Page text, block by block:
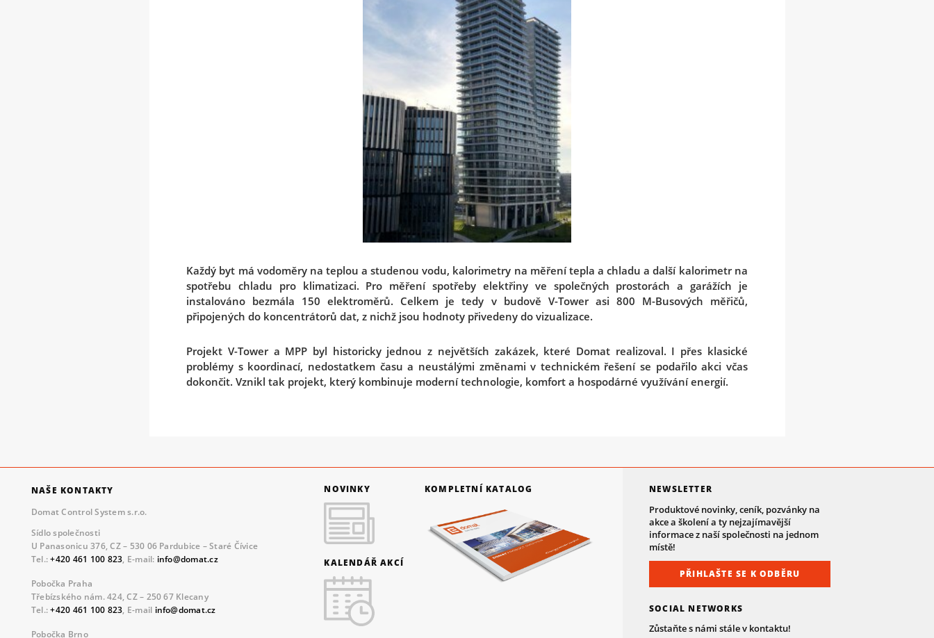
Každý byt má vodoměry na teplou a studenou vodu, kalorimetry na měření tepla a chladu a další kalorimetr na
spotřebu chladu pro klimatizaci. Pro měření spotřeby elektřiny ve společných prostorách a garážích je
instalováno bezmála 150 elektroměrů. Celkem je tedy v budově V-Tower asi 800 M-Busových měřičů,
připojených do koncentrátorů dat, z nichž jsou hodnoty přivedeny do vizualizace.
Projekt V-Tower a MPP byl historicky jednou z největších zakázek, které Domat realizoval. I přes klasické
problémy s koordinací, nedostatkem času a neustálými změnami v technickém řešení se podařilo akci včas
dokončit. Vznikl tak projekt, který kombinuje moderní technologie, komfort a hospodárné využívání energií.
NEWSLETTER
Produktové novinky, ceník, pozvánky na
akce a školení a ty nejzajímavější
informace z naší společnosti na jednom
místě!
PŘIHLAŠTE SE K ODBĚRU
SOCIAL NETWORKS
Zůstaňte s námi stále v kontaktu!
NOVINKY
KALENDÁŘ AKCÍ
KOMPLETNÍ KATALOG
NAŠE KONTAKTY
Domat Control System s.r.o.
Sídlo společnosti
U Panasonicu 376, CZ – 530 06 Pardubice – Staré Čívice
Tel.:+420 461 100 823, E-mail: info@domat.cz
Pobočka Praha
Třebízského nám. 424, CZ – 250 67 Klecany
Tel.:+420 461 100 823, E-mail info@domat.cz
Pobočka Brno